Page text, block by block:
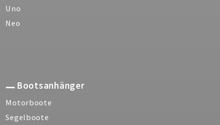
Uno
Neo
Bootsanhänger
Motorboote
Segelboote